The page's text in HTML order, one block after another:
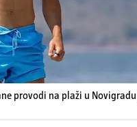
provodi na plaži u Novigradu |